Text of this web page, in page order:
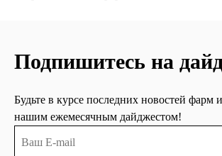
Подпишитесь на
Будьте в курсе последних новостей фарм
нашим ежемесячным дайджестом!